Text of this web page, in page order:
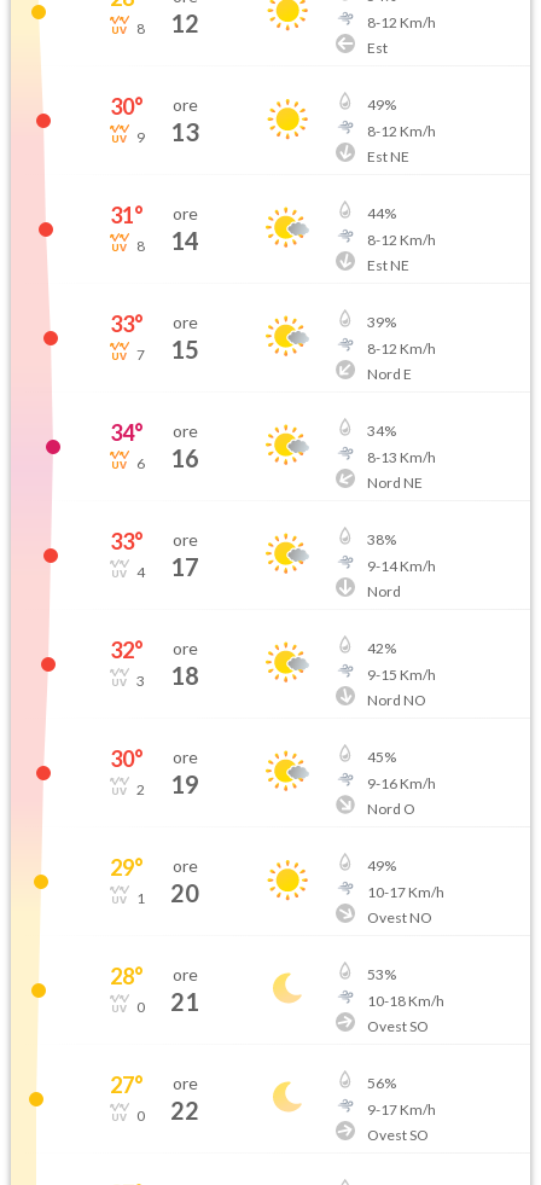
8 12
8-12 Km/h
Est
30°
9
ore
13
49%
8-12 Km/h
Est NE
31°
8
ore
14
44%
8-12 Km/h
Est NE
33°
7
ore
15
39%
8-12 Km/h
Nord E
34°
6
ore
16
34%
8-13 Km/h
Nord NE
33°
4
ore
17
38%
9-14Km/h
Nord
32°
3
ore
18
42%
9-15 Km/h
Nord NO
30°
2
ore
19
45%
9-16Km/h
Nord O
29°
1
ore
20
49%
10-17Km/h
Ovest NO
28°
0
ore
21
53%
10-18Km/h
Ovest SO
27°
0
ore
22
56%
9-17Km/h
Ovest SO